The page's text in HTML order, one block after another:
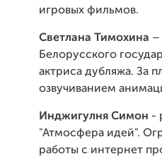
игровых фильмов.
Светлана Тимохина –
Белорусского
актриса дубляжа. За
озвучиванием
Инджигулня Симон -
"Атмосфера идей".
работы с интернет